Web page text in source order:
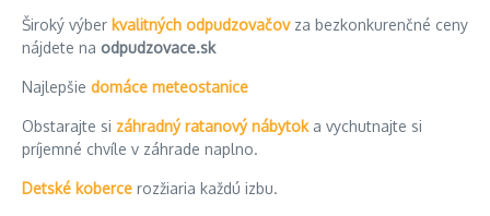
Široký výber kvalitných odpudzovačovza bezkonkurenčné ceny
nájdete na odpudzovace.sk
Najlepšie domáce meteostanice
Obstarajte si záhradný ratanový nábytoka vychutnajte si
príjemné chvíle v záhrade naplno.
Detské koberce rozžiaria každú izbu.